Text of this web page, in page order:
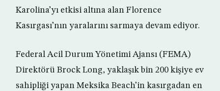
Karolina’yı etkisi altına alan Florence
Kasırgası’nın yaralarını sarmaya devam ediyor.
Federal Acil Durum Yönetimi Ajansı (FEMA)
Direktörü Brock Long, yaklaşık bin 200 kişiye ev
sahipliği yapan Meksika Beach’in kasırgadan en